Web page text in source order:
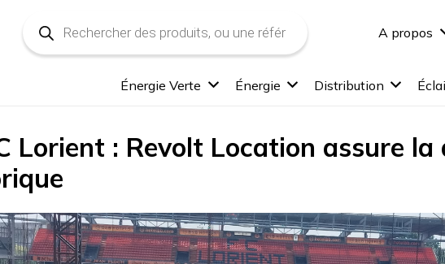
produits
A propos
Énergie Verte Énergie Distribution
Lorient : Revolt Location assure